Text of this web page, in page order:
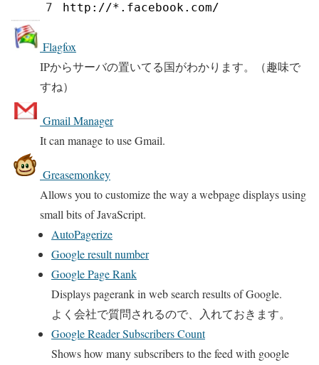
7
http : //*.facebook.com/
Flagfox
IPからサーバの置いてる国がわかります。（趣味で
すね）
Gmail Manager
It can manage to use Gmail.
Greasemonkey
Allows you to customize the way a webpage displays using
small bits of JavaScript.
AutoPagerize
Google result number
Google Page Rank
Displays pagerank in web search results of Google.
よく会社で質問されるので、入れておきます。
Google Reader Subscribers Count
Shows how many subscribers to the feed with google